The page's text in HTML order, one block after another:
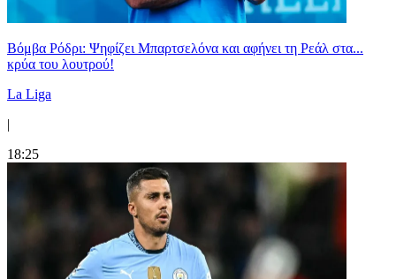
Βόμβα Ρόδρι: Ψηφίζει Μπαρτσελόνα και αφήνει τη Ρεάλ στα...
κρύα του λουτρού!
La Liga
|
18:25